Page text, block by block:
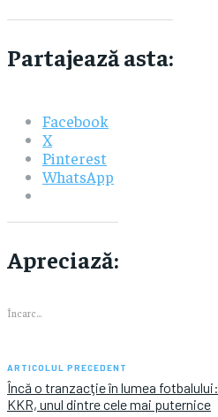
Partajează asta:
Facebook
X
Pinterest
WhatsApp
Apreciază:
Încarc...
ARTICOLUL PRECEDENT
Încă o tranzacţie în lumea fotbalului:
KKR, unul dintre cele mai puternice